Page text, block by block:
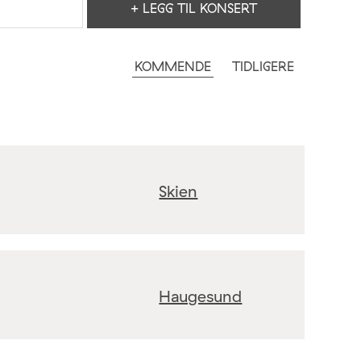
+ LEGG TIL KONSERT
KOMMENDE TIDLIGERE
Skien
Haugesund